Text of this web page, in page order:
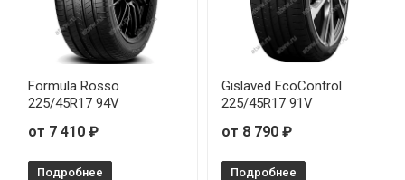
Formula Rosso
225/45R17 94V
от 7 410 ₽
Подробнее
Gislaved EcoControl
225/45R17 91V
от 8 790 ₽
Подробнее